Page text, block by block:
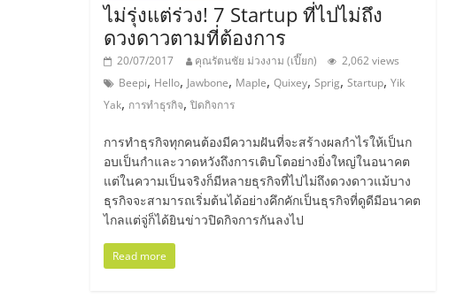
รน
ไชส์,
รวม
แฟ
รน
ไชส์
ไม่รุ่งแต่ร่วง! 7 Startup ที่ไปไม่ถึง
ดวงดาวตามที่ต้องการ
20/07/2017 คุณรัตนชัย ม่วงงาม (เปี๊ยก)
2,062 views
Beepi, Hello, Jawbone, Maple, Quixey, Sprig, Startup, Yik
Yak, การทำธุรกิจ,ปิดกิจการ
การทำธุรกิจทุกคนต้องมีความฝันที่จะสร้างผลกำไรให้เป็นก
อบเป็นกำและวาดหวังถึงการเติบโตอย่างยิ่งใหญ่ในอนาคต
แต่ในความเป็นจริงก็มีหลายธุรกิจที่ไปไม่ถึงดวงดาวแม้บาง
ธุรกิจจะสามารถเริ่มต้นได้อย่างคึกคักเป็นธุรกิจที่ดูดีมีอนาคต
ไกลแต่จู่ก็ได้ยินข่าวปิดกิจการกันลงไป
Read more